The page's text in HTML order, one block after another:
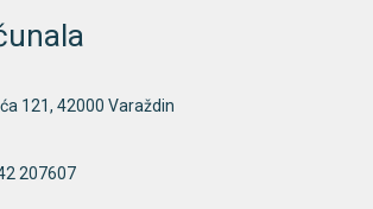
121, 42000 Varaždin
207607